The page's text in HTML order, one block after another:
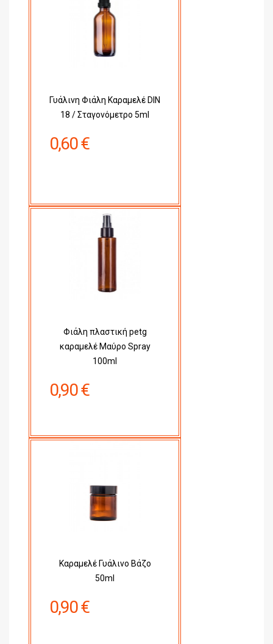
Γυάλινη Φιάλη Καραμελέ DIN
18 / Σταγονόμετρο 5ml
0,60 €
Φιάλη πλαστική petg
καραμελέ Μαύρο Spray
100ml
0,90 €
Καραμελέ Γυάλινο Βάζο
50ml
0,90 €